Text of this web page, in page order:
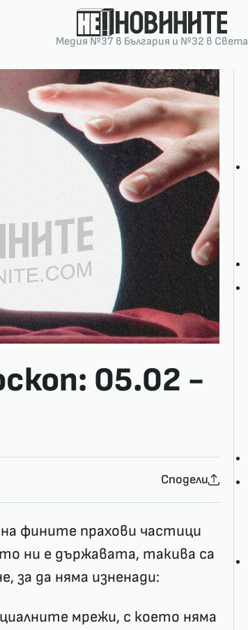
Медия №37 в България и №32 в Света
05.02 -
Сподели
фините прахови частици
ни е държавата, такива са
за да няма изненади:
мрежи, с което няма